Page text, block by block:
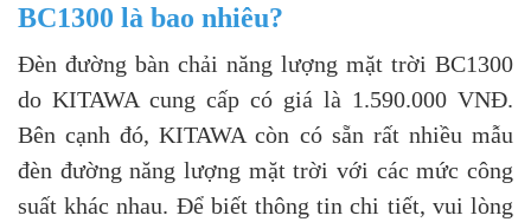
BC1300 là bao nhiêu?
Đèn đường bàn chải năng lượng mặt trời BC1300
do KITAWA cung cấp có giá là 1.590.000 VNĐ.
Bên cạnh đó, KITAWA còn có sẵn rất nhiều mẫu
đèn đường năng lượng mặt trời với các mức công
suất khác nhau. Để biết thông tin chi tiết, vui lòng